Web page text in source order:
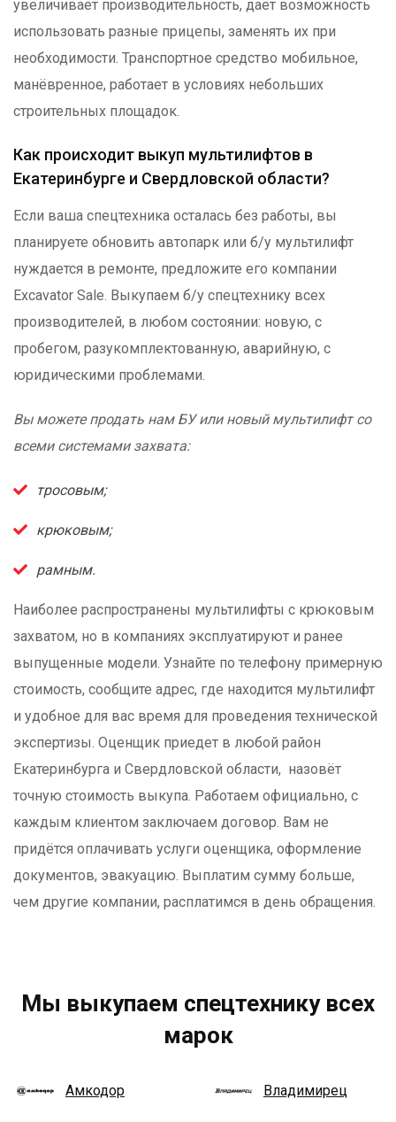
увеличивает производительность, даёт возможность
использовать разные прицепы, заменять их при
необходимости. Транспортное средство мобильное,
манёвренное, работает в условиях небольших
строительных площадок.
Как происходит выкуп мультилифтов в
Екатеринбурге и Свердловской области?
Если ваша спецтехника осталась без работы, вы
планируете обновить автопарк или б/у мультилифт
нуждается в ремонте, предложите его компании
Excavator Sale . Выкупаем б/у спецтехнику всех
производителей, в любом состоянии: новую, с
пробегом, разукомплектованную, аварийную, с
юридическими проблемами.
Вы можете продать нам БУ или новый мультилифт со
всеми системами захвата:
тросовым;
крюковым;
рамным.
Наиболее распространены мультилифты с крюковым
захватом, но в компаниях эксплуатируют и ранее
выпущенные модели. Узнайте по телефону примерную
стоимость, сообщите адрес, где находится мультилифт
и удобное для вас время для проведения технической
экспертизы. Оценщик приедет в любой район
Екатеринбурга и Свердловской области, назовёт
точную стоимость выкупа. Работаем официально, с
каждым клиентом заключаем договор. Вам не
придётся оплачивать услуги оценщика, оформление
документов, эвакуацию. Выплатим сумму больше,
чем другие компании, расплатимся в день обращения.
Мы выкупаем спецтехнику всех
марок
Амкодор Владимирец